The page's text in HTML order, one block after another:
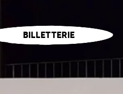
VISITER EXPLORER
BILLETTERIE